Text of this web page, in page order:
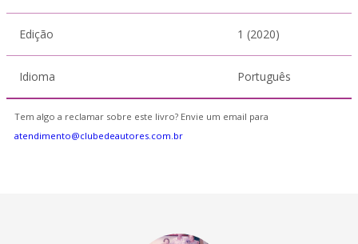
Edição 1 (2020)
Idioma Português
Tem algo a reclamar sobre este livro? Envie um email para
atendimento@clubedeautores.com.br